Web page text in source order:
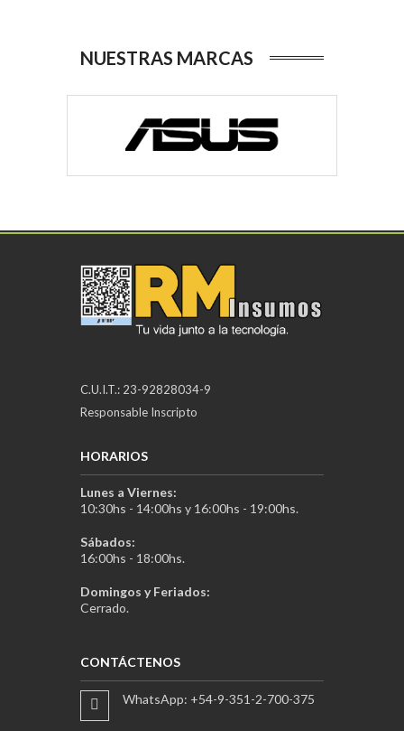
NUESTRAS MARCAS
C.U.I.T.: 23-92828034-9
Responsable Inscripto
HORARIOS
Lunes a Viernes:
10:30hs - 14:00hs y 16:00hs - 19:00hs.
Sábados:
16:00hs - 18:00hs.
Domingos y Feriados:
Cerrado.
CONTÁCTENOS
WhatsApp: +54-9-351-2-700-375